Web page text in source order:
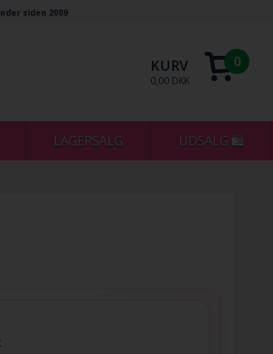
siden 2009
KURV
0,00 DKK
0
LAGERSALG UDSALG 🛍